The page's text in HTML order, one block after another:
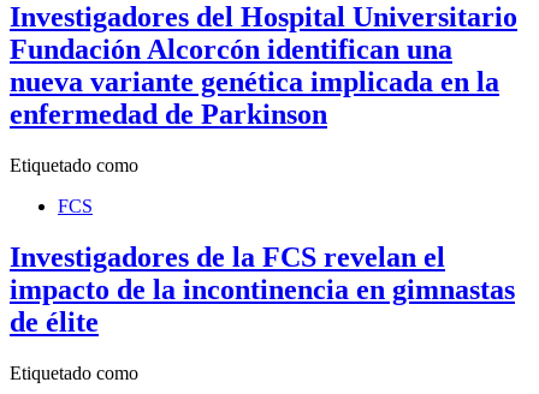
Investigadores del Hospital Universitario
Fundación Alcorcón identifican una
nueva variante genética implicada en la
enfermedad de Parkinson
Etiquetado como
FCS
Investigadores de la FCS revelan el
impacto de la incontinencia en gimnastas
de élite
Etiquetado como